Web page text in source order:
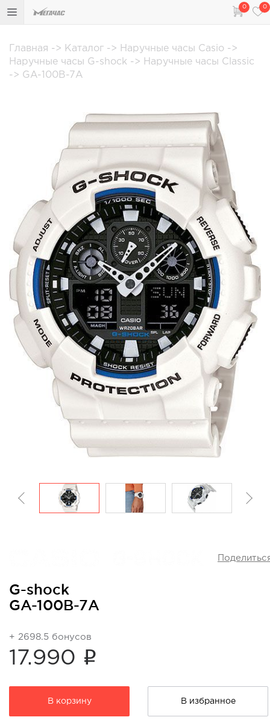
0 0
Главная -> Каталог -> Наручные часы Casio ->
Наручные часы G-shock -> Наручные часы Classic
-> GA-100B-7A
G-shock
GA-100B-7A
+ 2698.5 бонусов
17.990 i
В корзину В избранное